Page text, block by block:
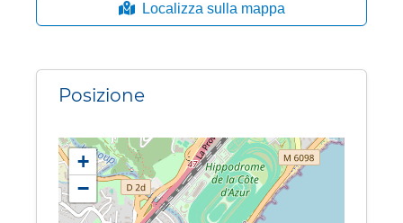
Localizza sulla mappa
Posizione
+
−